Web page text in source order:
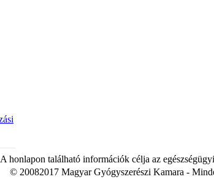
A honlapon található információk célja az
© 20082017 Magyar Gyógyszerészi Kamara -